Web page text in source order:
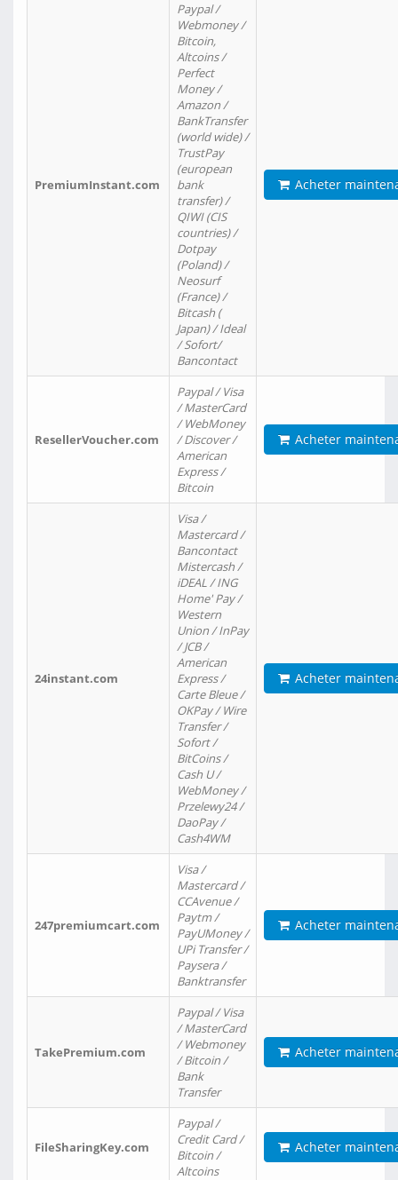
PremiumInstant.com
Paypal /
Webmoney /
Bitcoin,
Altcoins /
Perfect
Money /
Amazon /
BankTransfer
(world wide) /
TrustPay
(european
bank
transfer) /
QIWI (CIS
countries) /
Dotpay
(Poland) /
Neosurf
(France) /
Bitcash (
Japan) / Ideal
/ Sofort/
Bancontact
Acheter
ResellerVoucher.com
Paypal / Visa
/ MasterCard
/ WebMoney
/ Discover /
American
Express /
Bitcoin
Acheter
24instant.com
Visa /
Mastercard /
Bancontact
Mistercash /
iDEAL / ING
Home' Pay /
Western
Union / InPay
/ JCB /
American
Express /
Carte Bleue /
OKPay / Wire
Transfer /
Sofort /
BitCoins /
Cash U /
WebMoney /
Przelewy24 /
DaoPay /
Cash4WM
Acheter
247premiumcart.com
Visa /
Mastercard /
CCAvenue /
Paytm /
PayUMoney /
UPi Transfer /
Paysera /
Banktransfer
Acheter
TakePremium.com
Paypal / Visa
/ MasterCard
/ Webmoney
/ Bitcoin /
Bank
Transfer
Acheter
FileSharingKey.com
Paypal /
Credit Card /
Bitcoin /
Altcoins
Acheter